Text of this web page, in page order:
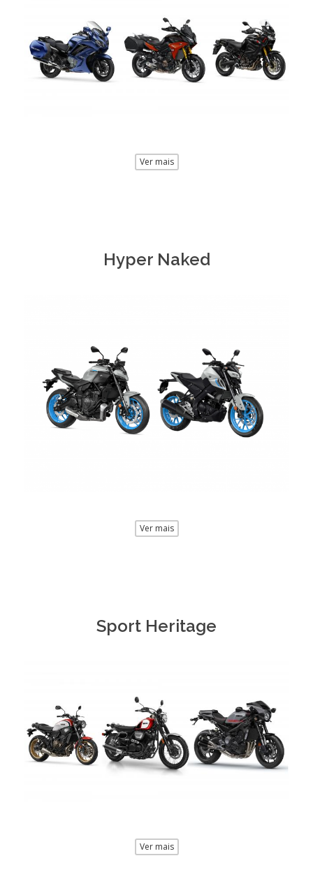
Ver mais
Hyper Naked
Ver mais
Sport Heritage
Ver mais